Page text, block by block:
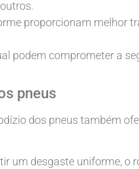
proporcionam melhor
podem comprometer a
pneus
dos pneus também
um desgaste uniforme, o